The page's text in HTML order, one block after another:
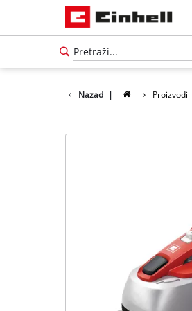
Nazad | Proizvodi